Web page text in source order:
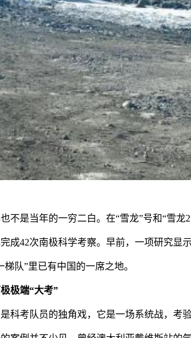
是当年的一穷二白。在“雪龙”号和“雪龙
42次南极科学考察。早前，一项研究显
队”里已有中国的一席之地。
极端“大考”
考队员的独角戏，它是一场系统战，考验